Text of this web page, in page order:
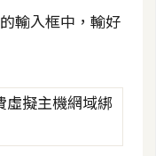
的輸入框中，輸好